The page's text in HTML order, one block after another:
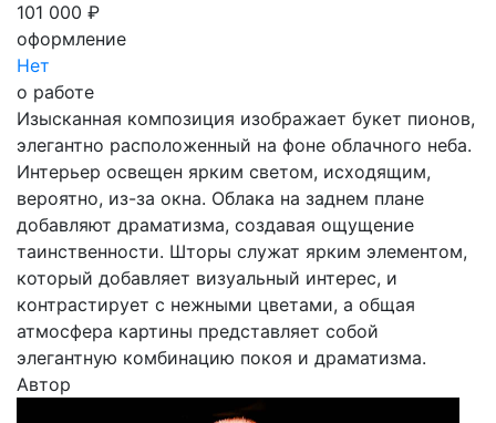
101 000 ₽
оформление
Нет
о работе
Изысканная композиция изображает букет пионов,
элегантно расположенный на фоне облачного неба.
Интерьер освещен ярким светом, исходящим,
вероятно, из-за окна. Облака на заднем плане
добавляют драматизма, создавая ощущение
таинственности. Шторы служат ярким элементом,
который добавляет визуальный интерес, и
контрастирует с нежными цветами, а общая
атмосфера картины представляет собой
элегантную комбинацию покоя и драматизма.
Автор